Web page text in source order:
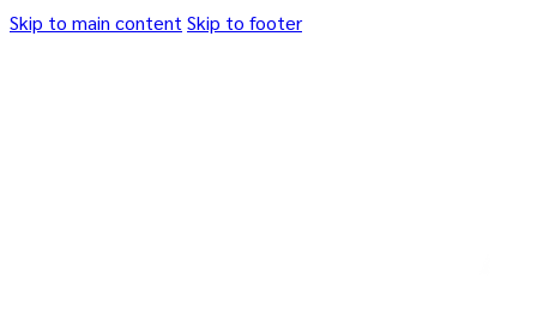
Skip to main content Skip to footer